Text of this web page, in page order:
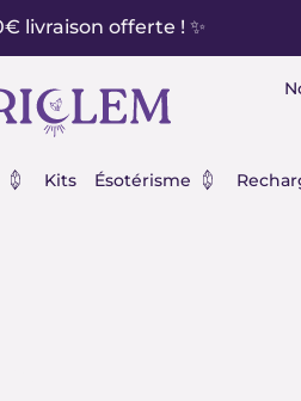
livraison offerte ! ✨
Ouvrir Senteurs
Kits Ésotérisme Ouvrir